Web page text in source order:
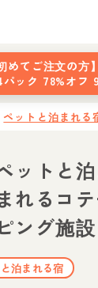
めてご注文の方】
ック 78%オフ
ペットと泊まれる
ットと
れるコ
ング施設
泊まれる宿